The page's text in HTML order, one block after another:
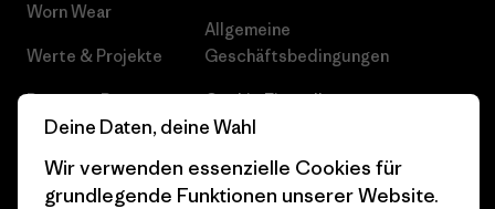
Worn Wear
Werte & Projekte
Progress Report
Business Unusual
Klimaziele
Allgemeine
Geschäftsbedingungen
Cookie Einstellungen
Pressekontakt
Deine Daten, deine Wahl
Wir verwenden essenzielle Cookies für
grundlegende Funktionen unserer Website.